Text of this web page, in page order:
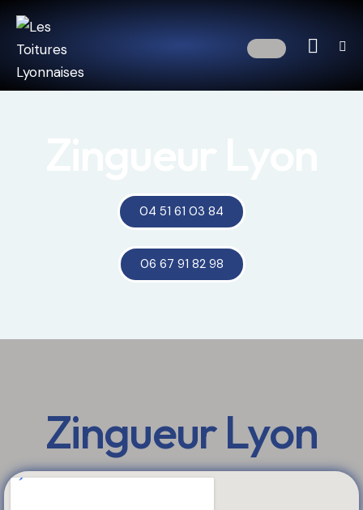
04 51 61 03 84
06 67 91 82 98
Zingueur Lyon